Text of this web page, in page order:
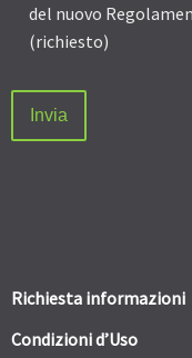
del nuovo
(richiesto)
Richiesta informazioni
Condizioni d’Uso